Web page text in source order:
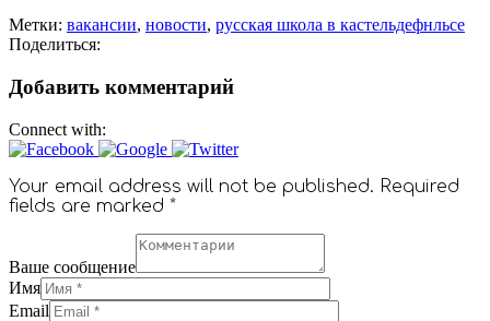
Метки: вакансии, новости, русская школа в кастельдефнльсе
Поделиться:
Добавить комментарий
Connect with:
Your email address will not be published. Required
fields are marked *
Ваше сообщение
Имя
Email